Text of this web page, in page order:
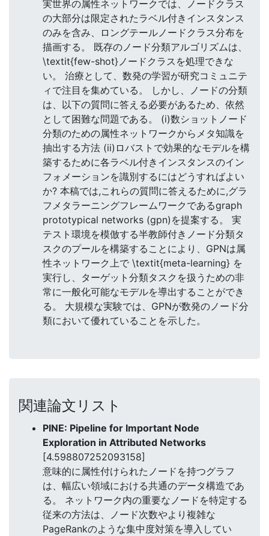
実世界の属性ネットワークでは、ノードクラス
の大部分は限定されたラベル付きインスタンス
のみを含み、ロングテールノードクラス分布を
描画する。 既存のノード分類アルゴリズムは、
\textit{few-shot}ノードクラスを処理できな
い。 治療として、数発の学習が研究コミュニテ
ィで注目を集めている。 しかし、ノードの分類
は、以下の質問に答える必要があるため、依然
として困難な問題である。 (i)数ショットノード
分類のための属性ネットワークからメタ知識を
抽出する方法 (ii)ロバストで効果的なモデルを構
築するために各ラベル付きインスタンスのイン
フォメーションを識別するにはどうすればよい
か? 本稿では,これらの質問に答えるために,グラ
フメタラーニングフレームワークであるgraph
prototypical networks (gpn)を提案する。 実
テスト環境を模倣する半教師付きノード分類タ
スクのプールを構築することにより、GPNは属
性ネットワーク上で \textit{meta-learning} を
実行し、ターゲット分類タスクを扱うための非
常に一般化可能なモデルを導出することができ
る。 大規模な実験では、GPNが数発のノード分
類において優れていることを示した。
関連論文リスト
PINE: Pipeline for Important Node
Exploration in Attributed Networks
[4.598807252093158]
意味的に属性付けられたノードを持つグラフ
は、幅広い領域における共通のデータ構造であ
る。 ネットワーク内の重要なノードを特定する
従来の方法は、ノード次数やより複雑な
PageRankのような集中度対策を導入してい